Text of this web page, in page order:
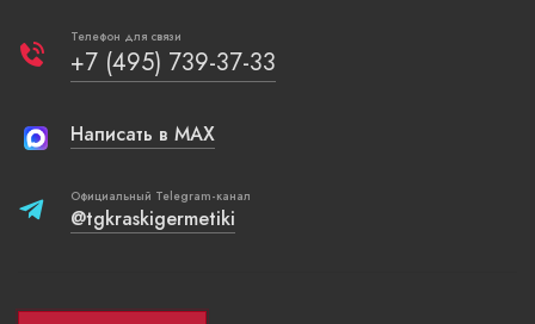
Телефон для связи
+7 (495) 739-37-33
Написать в MAX
Официальный Telegram-канал
@tgkraskigermetiki